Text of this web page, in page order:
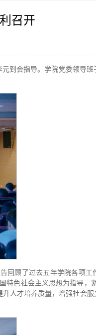
召开
到会指导。学院党委领导
回顾了过去五年学院各项工
色社会主义思想为指导，
人才培养质量，增强社会